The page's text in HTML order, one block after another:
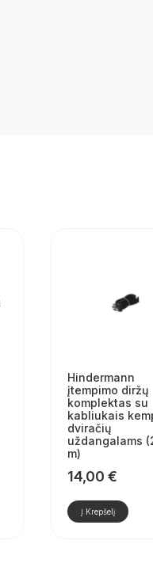
Hindermann
įtempimo diržų
komplektas su
kabliukais
dviračių
uždangalams
m)
14,00 €
Į Krepšelį